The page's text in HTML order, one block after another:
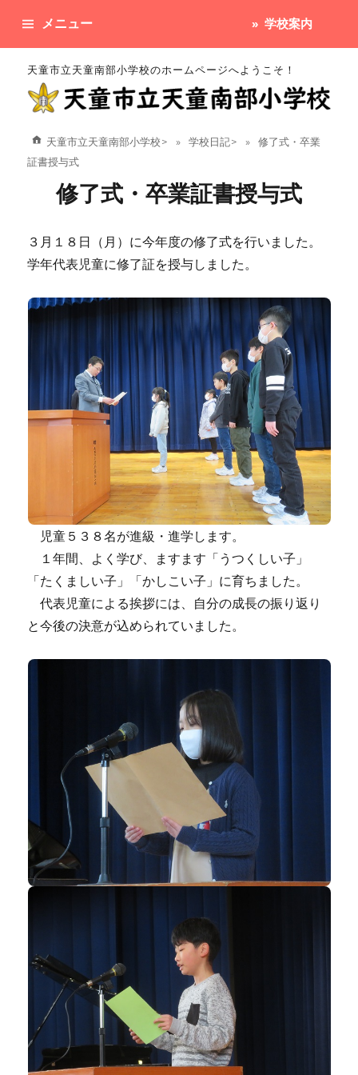
天童市立天童南部小学校のホームページへようこそ！
メニュー 学校案内
天童市立天童南部小学校 > 学校日記 >
修了式・卒業
証書授与式
修了式・卒業証書授与式
３月１８日（月）に今年度の修了式を行いました。
学年代表児童に修了証を授与しました。
児童５３８名が進級・進学します。
１年間、よく学び、ますます「うつくしい子」
「たくましい子」「かしこい子」に育ちました。
代表児童による挨拶には、自分の成長の振り返り
と今後の決意が込められていました。